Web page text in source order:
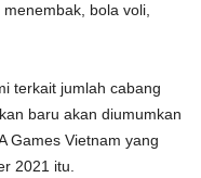
bola voli,
terkait jumlah cabang
baru akan diumumkan
Games Vietnam yang
2021 itu.